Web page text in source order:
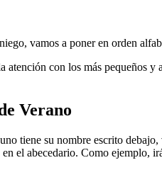
vamos a poner en orden
con los más pequeños
Verano
tiene su nombre escrito
el abecedario. Como